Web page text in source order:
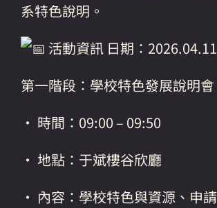
系特色說明。
活動資訊 日期：
第一階段：學校特色發展說明會
• 時間：09:00 – 09:50
• 地點：于斌樓谷欣廳
• 內容：學校特色與資源、申